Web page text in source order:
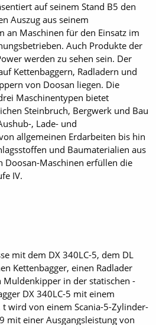
auf seinem Stand B5 den
Auszug aus seinem
an Maschinen für den Einsatz im
Auch Produkte der
werden zu sehen sein. Der
Kettenbaggern, Radladern und
von Doosan liegen. Die
Maschinentypen bietet
Steinbruch, Bergwerk und Bau
, Lade- und
allgemeinen Erdarbeiten bis hin
und Baumaterialien aus
Doosan-Maschinen erfüllen die
IV.
mit dem DX 340LC-5, dem DL
Kettenbagger, einen Radlader
Muldenkipper in der statischen
DX 340LC-5 mit einem
wird von einem Scania-5-Zylinder-
mit einer Ausgangsleistung von